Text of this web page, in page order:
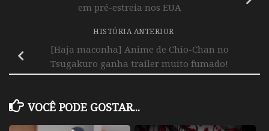
em pré-estreia nos EUA
HISTÓRIA ANTERIOR
[Haja maconha] Anime de Chio-Chan no
Tsugakuro ganha trailer muito fumado!
VOCÊ PODE GOSTAR...